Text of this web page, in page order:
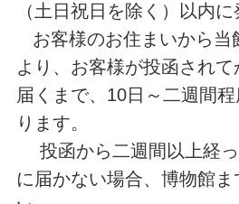
（土日祝日を除く）以内に
お客様のお住まいから当
より、お客様が投函され
届くまで、10日～二週間
ります。
投函から二週間以上経
に届かない場合、博物館ま